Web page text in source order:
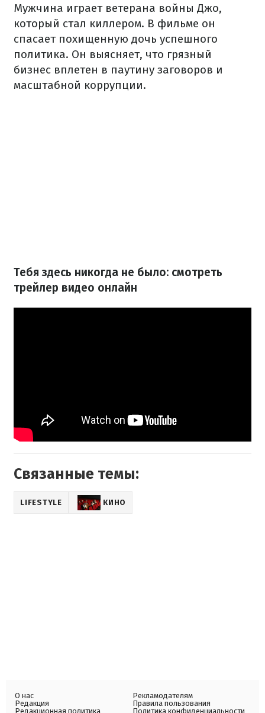
Мужчина играет ветерана войны Джо,
который стал киллером. В фильме он
спасает похищенную дочь успешного
политика. Он выясняет, что грязный
бизнес вплетен в паутину заговоров и
масштабной коррупции.
Тебя здесь никогда не было: смотреть
трейлер видео онлайн
Связанные темы:
LIFESTYLE КИНО
О нас
Редакция
Редакционная политика
Рекламодателям
Правила пользования
Политика конфиденциальности